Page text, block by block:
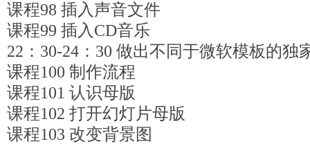
课程98 插入声音文件
课程99 插入CD音乐
22：30-24：30 做出不同于微软模板的独
课程100 制作流程
课程101 认识母版
课程102 打开幻灯片母版
课程103 改变背景图